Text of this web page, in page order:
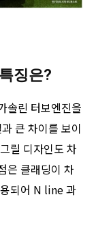
징은?
솔린 터보엔진을
큰 차이를 보이
릴 디자인도 차
은 클래딩이 차
되어 N line 과